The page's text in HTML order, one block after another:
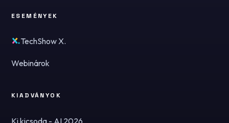
ESEMÉNYEK
TechShow X.
Webinárok
KIADVÁNYOK
Ki kicsoda - AI 2026